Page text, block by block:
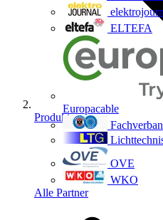
ELTEFA
Europacable
OVE
WKO
Alle Partner
Produkte